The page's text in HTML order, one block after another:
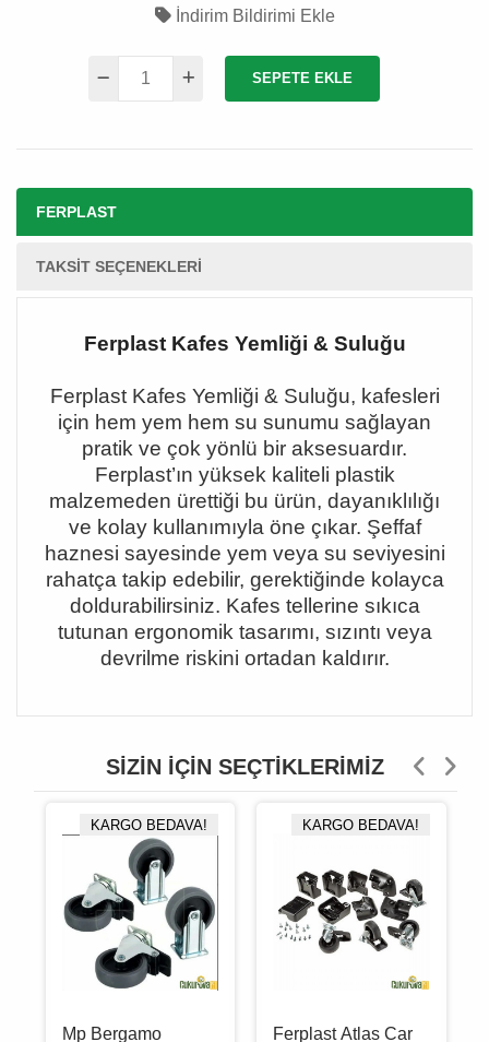
İndirim Bildirimi Ekle
SEPETE EKLE
FERPLAST
TAKSIT SEÇENEKLERI
Ferplast Kafes Yemliği & Suluğu
Ferplast Kafes Yemliği & Suluğu, kafesleri
için hem yem hem su sunumu sağlayan
pratik ve çok yönlü bir aksesuardır.
Ferplast’ın yüksek kaliteli plastik
malzemeden ürettiği bu ürün, dayanıklılığı
ve kolay kullanımıyla öne çıkar. Şeffaf
haznesi sayesinde yem veya su seviyesini
rahatça takip edebilir, gerektiğinde kolayca
doldurabilirsiniz. Kafes tellerine sıkıca
tutunan ergonomik tasarımı, sızıntı veya
devrilme riskini ortadan kaldırır.
SIZIN İÇIN SEÇTIKLERIMIZ
KARGO BEDAVA!
Mp Bergamo
KARGO BEDAVA!
Ferplast Atlas Car